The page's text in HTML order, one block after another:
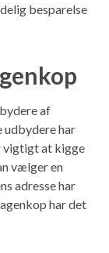
besparelse
af
udbydere har
vigtigt at kigge
vælger en
adresse har
har det